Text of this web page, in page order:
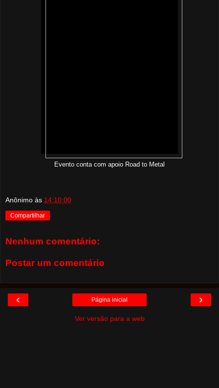
Evento conta com apoio Road to Metal
Anônimo às 14:10:00
Compartilhar
Nenhum comentário:
Postar um comentário
‹ ›
Página inicial
Ver versão para a web